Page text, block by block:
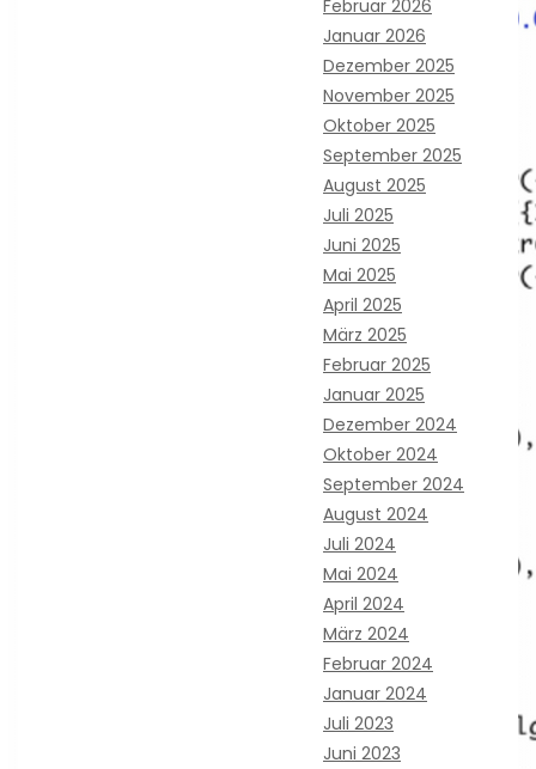
Februar 2026
Januar 2026
Dezember 2025
November 2025
Oktober 2025
September 2025
August 2025
Juli 2025
Juni 2025
Mai 2025
April 2025
März 2025
Februar 2025
Januar 2025
Dezember 2024
Oktober 2024
September 2024
August 2024
Juli 2024
Mai 2024
April 2024
März 2024
Februar 2024
Januar 2024
Juli 2023
Juni 2023